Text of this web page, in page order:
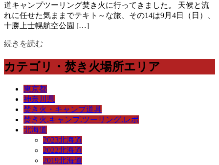
道キャンプツーリング焚き火に行ってきました。 天候と流
れに任せた気ままでテキト～な旅、その14は9月4日（日）、
十勝上士幌航空公園 […]
続きを読む
カテゴリ・焚き火場所エリア
東京都
神奈川県
焚き火・キャンプ道具
焚き火.キャンプ.ツーリング.レポ
北海道
2023北海道
2022北海道
2019北海道